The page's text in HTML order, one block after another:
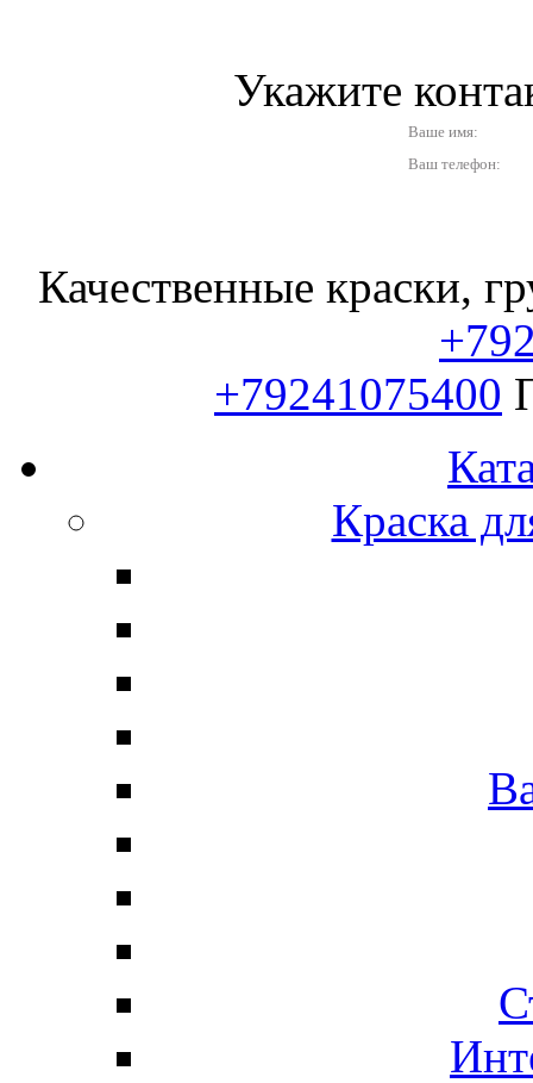
Укажите
Ваше имя:
Ваш телефон:
Качественные краски,
+79241075400
Краска